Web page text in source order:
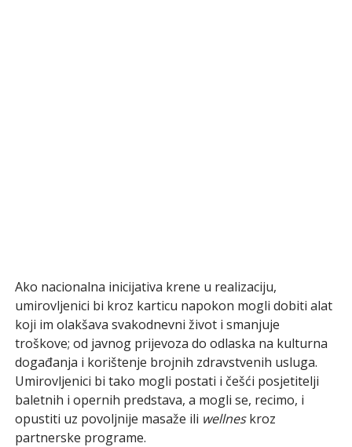
Ako nacionalna inicijativa krene u realizaciju,
umirovljenici bi kroz karticu napokon mogli dobiti alat
koji im olakšava svakodnevni život i smanjuje
troškove; od javnog prijevoza do odlaska na kulturna
događanja i korištenje brojnih zdravstvenih usluga.
Umirovljenici bi tako mogli postati i češći posjetitelji
baletnih i opernih predstava, a mogli se, recimo, i
opustiti uz povoljnije masaže ili wellneskroz
partnerske programe.